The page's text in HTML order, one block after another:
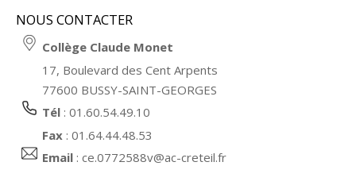
NOUS CONTACTER
Collège Claude Monet
17, Boulevard des Cent Arpents
77600 BUSSY-SAINT-GEORGES
Tél : 01.60.54.49.10
Fax : 01.64.44.48.53
Email :ce.0772588v@ac-creteil.fr